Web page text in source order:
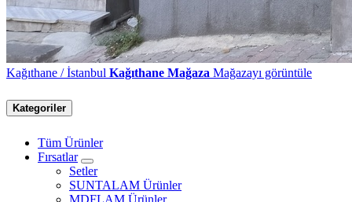
Kağıthane / İstanbul Kağıthane Mağaza Mağazayı görüntüle
Kategoriler
Tüm Ürünler
Fırsatlar
Setler
SUNTALAM Ürünler
MDFLAM Ürünler